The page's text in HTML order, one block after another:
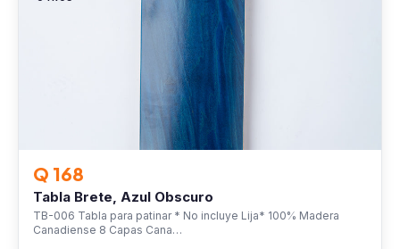
Q 168
Tabla Brete, Azul Obscuro
TB-006 Tabla para patinar * No incluye Lija* 100% Madera
Canadiense 8 Capas Cana…